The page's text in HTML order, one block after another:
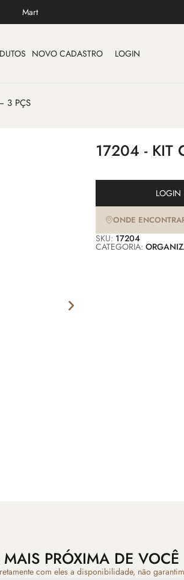
Mart
NOVO CADASTRO LOGIN
3 PÇS
17204 - KIT
LOGIN
ONDE
SKU: 17204
CATEGORIA:
PRÓXIMA DE VOCÊ
com eles a disponibilidade, não